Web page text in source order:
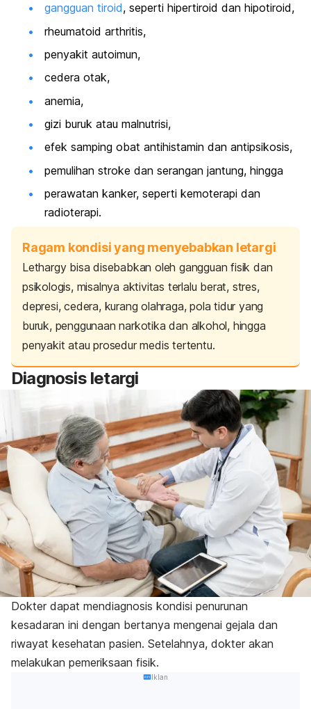
gangguan tiroid, seperti hipertiroid dan hipotiroid,
rheumatoid arthritis,
penyakit autoimun,
cedera otak,
anemia,
gizi buruk atau malnutrisi,
efek samping obat antihistamin dan antipsikosis,
pemulihan stroke dan serangan jantung, hingga
perawatan kanker, seperti kemoterapi dan
radioterapi.
Ragam kondisi yang menyebabkan letargi
Lethargy bisa disebabkan oleh gangguan fisik dan
psikologis, misalnya aktivitas terlalu berat, stres,
depresi, cedera, kurang olahraga, pola tidur yang
buruk, penggunaan narkotika dan alkohol, hingga
penyakit atau prosedur medis tertentu.
Diagnosis letargi
Dokter dapat mendiagnosis kondisi penurunan
kesadaran ini dengan bertanya mengenai gejala dan
riwayat kesehatan pasien. Setelahnya, dokter akan
melakukan pemeriksaan fisik.
Iklan